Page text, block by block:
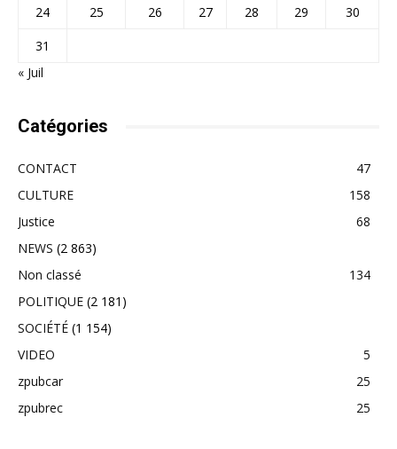
24 25 26 27 28 29
30
31
« Juil
Catégories
CONTACT
47
CULTURE
158
Justice
68
NEWS (2 863)
Non classé
134
POLITIQUE (2 181)
SOCIÉTÉ (1 154)
VIDEO
5
zpubcar
25
zpubrec
25